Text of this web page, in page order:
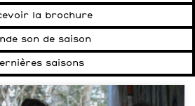
la brochure
son de saison
saisons